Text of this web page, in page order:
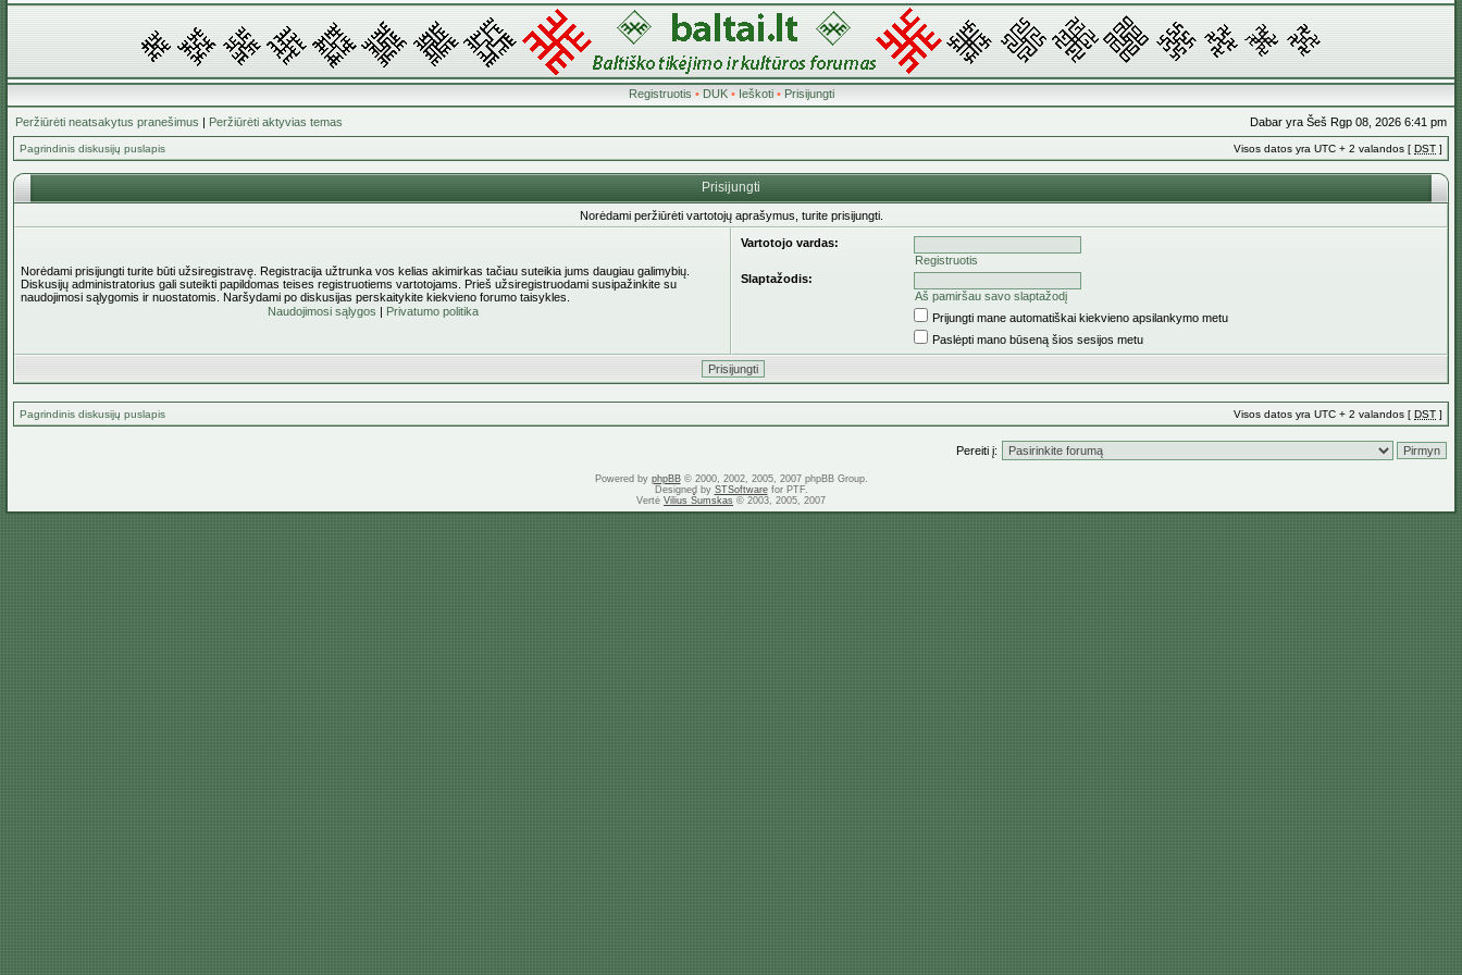
Registruotis • DUK• Ieškoti• Prisijungti
Peržiūrėti neatsakytus pranešimus | Peržiūrėti aktyvias temas Dabar yra Šeš Rgp 08, 2026 6:41 pm
Pagrindinis diskusijų puslapis Visos datos yra UTC + 2 valandos [ DST ]
Prisijungti
Norėdami peržiūrėti vartotojų aprašymus, turite prisijungti.
Norėdami prisijungti turite būti užsiregistravę. Registracija užtrunka vos kelias akimirkas tačiau suteikia jums daugiau galimybių.
Diskusijų administratorius gali suteikti papildomas teises registruotiems vartotojams. Prieš užsiregistruodami susipažinkite su
naudojimosi sąlygomis ir nuostatomis. Naršydami po diskusijas perskaitykite kiekvieno forumo taisykles.
Naudojimosi sąlygos | Privatumo politika
Vartotojo vardas:
Registruotis
Slaptažodis:
Aš pamiršau savo slaptažodį
Prijungti mane automatiškai kiekvieno apsilankymo metu
Paslėpti mano būseną šios sesijos metu
Pagrindinis diskusijų puslapis Visos datos yra UTC + 2 valandos [ DST ]
Pereiti į:
Powered by phpBB© 2000, 2002, 2005, 2007 phpBB Group.
Designed by STSoftwarefor PTF.
Vertė Vilius Šumskas © 2003, 2005, 2007